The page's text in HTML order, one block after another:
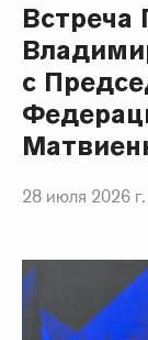
Встреча
с
28 июля 2026 г.